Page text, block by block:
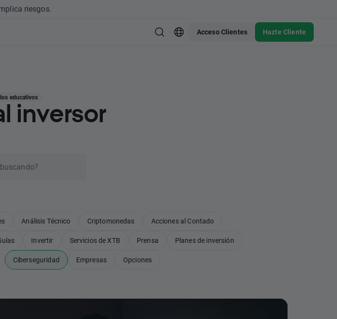
riesgos.
Acceso Clientes Hazte Cliente
educativos
inversor
Análisis Técnico Criptomonedas Acciones al Contado
Invertir Servicios de XTB Prensa Planes de inversión
Ciberseguridad Empresas Opciones